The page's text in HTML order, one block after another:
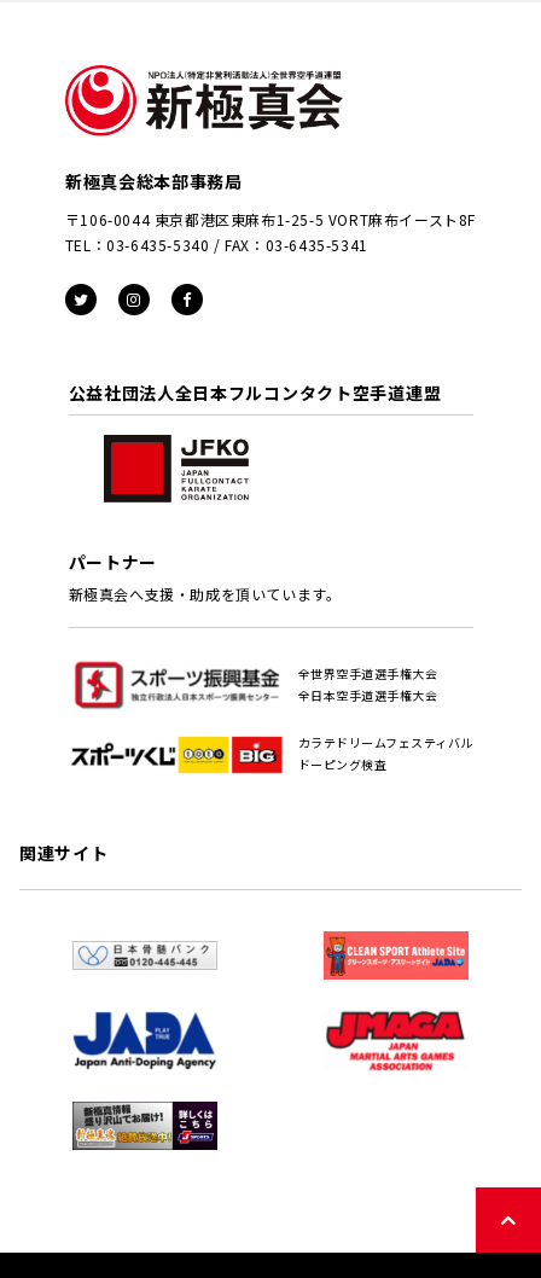
新極真会総本部事務局
〒106-0044 東京都港区東麻布1-25-5 VORT麻布イースト8F
TEL：03-6435-5340 / FAX：03-6435-5341
公益社団法人全日本フルコンタクト空手道連盟
パートナー
新極真会へ支援・助成を頂いています。
全世界空手道選手権大会
全日本空手道選手権大会
カラテドリームフェスティバル
ドーピング検査
関連サイト